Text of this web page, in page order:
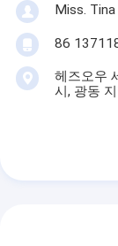
Miss. Tina
86
헤즈오우
시, 광동